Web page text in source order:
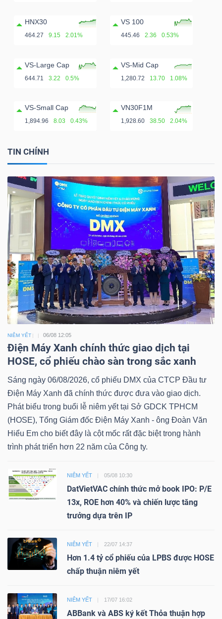
HNX30
464.27 9.15 2.01%
VS 100
445.46 2.36 0.53%
VS-Large Cap
644.71 3.22 0.5%
VS-Mid Cap
1,280.72 13.70 1.08%
VS-Small Cap
1,894.96 8.03 0.43%
VN30F1M
1,928.60 38.50 2.04%
TIN CHÍNH
NIÊM YẾT 06/08 12:05
Điện Máy Xanh chính thức giao dịch tại
HOSE, cổ phiếu chào sàn trong sắc xanh
Sáng ngày 06/08/2026, cổ phiếu DMX của CTCP Đầu tư
Điện Máy Xanh đã chính thức được đưa vào giao dịch.
Phát biểu trong buổi lễ niêm yết tại Sở GDCK TPHCM
(HOSE), Tổng Giám đốc Điện Máy Xanh - ông Đoàn Văn
Hiểu Em cho biết đây là cột mốc rất đặc biệt trong hành
trình phát triển hơn 22 năm của Công ty.
NIÊM YẾT 05/08 10:30
DatVietVAC chính thức mở book IPO: P/E
13x, ROE hơn 40% và chiến lược tăng
trưởng dựa trên IP
NIÊM YẾT 22/07 14:37
Hơn 1.4 tỷ cổ phiếu của LPBS được HOSE
chấp thuận niêm yết
NIÊM YẾT 17/07 16:02
ABBank và ABS ký kết Thỏa thuận hợp